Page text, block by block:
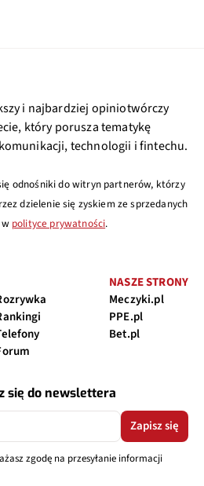
i najbardziej opiniotwórczy
który porusza tematykę
technologii i fintechu.
odnośniki do witryn partnerów, którzy
dzielenie się zyskiem ze sprzedanych
polityce prywatności.
NASZE STRONY
Meczyki.pl
PPE.pl
Bet.pl
się do newslettera
Zapisz się
zgodę na przesyłanie informacji